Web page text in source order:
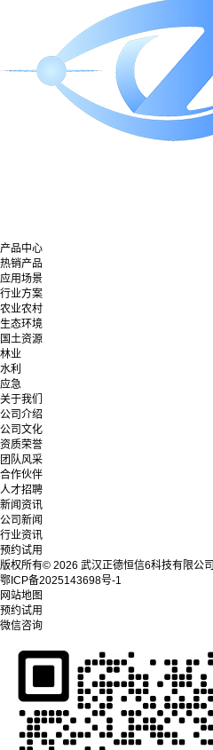
产品中心
热销产品
应用场景
行业方案
农业农村
生态环境
国土资源
林业
水利
应急
关于我们
公司介绍
公司文化
资质荣誉
团队风采
合作伙伴
人才招聘
新闻资讯
公司新闻
行业资讯
预约试用
版权所有© 2026 武汉正德恒信6科技有限公司
鄂ICP备2025143698号-1
网站地图
预约试用
微信咨询